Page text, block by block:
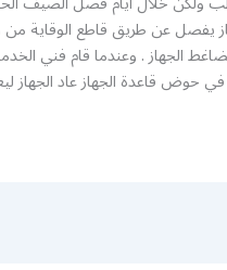
يفصل عن طريق قاطع الوقاية من
الجهاز . وعندما قام فني
حوض قاعدة الجهاز عاد الجهاز